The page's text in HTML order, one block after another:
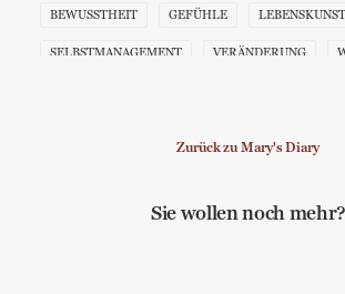
BEWUSSTHEIT GEFÜHLE LEBENSKUNST
SELBSTMANAGEMENT VERÄNDERUNG
Zurück zu Mary's Diary
Sie wollen noch mehr?